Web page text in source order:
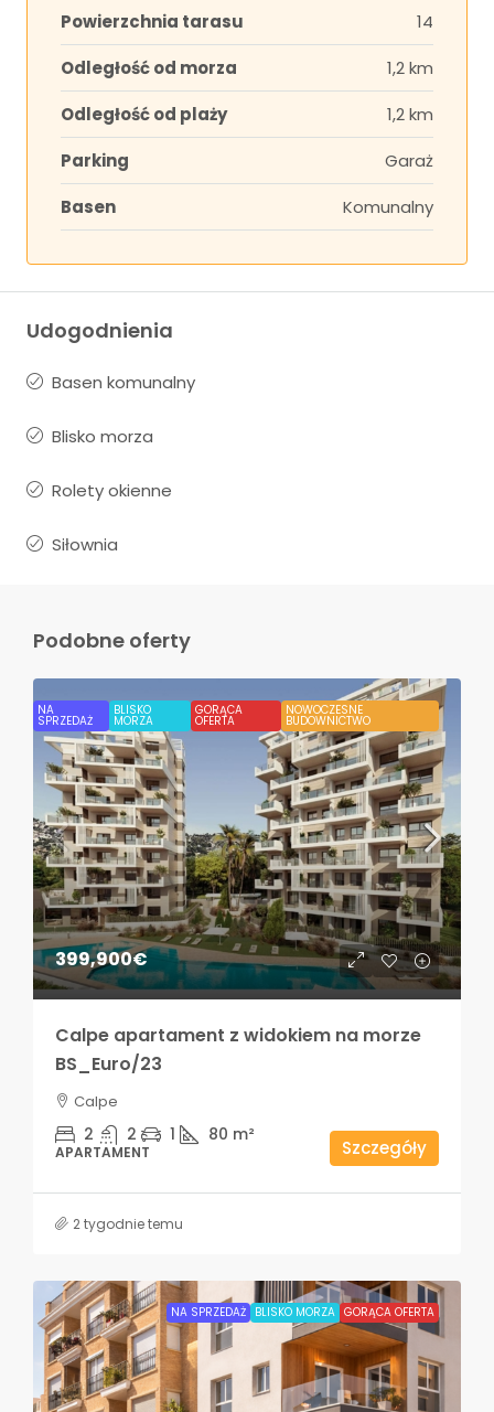
Powierzchnia tarasu
14
Odległość od morza
1,2 km
Odległość od plaży
1,2 km
Parking
Garaż
Basen
Komunalny
Udogodnienia
Basen komunalny
Blisko morza
Rolety okienne
Siłownia
Podobne oferty
NA
SPRZEDAŻ
BLISKO
MORZA
GORĄCA
OFERTA
NOWOCZESNE
BUDOWNICTWO
399,900€
Calpe apartament z widokiem na morze
BS_Euro/23
Calpe
2 2 1 80 m²
APARTAMENT Szczegóły
2 tygodnie temu
NA SPRZEDAŻ BLISKO MORZA GORĄCA OFERTA